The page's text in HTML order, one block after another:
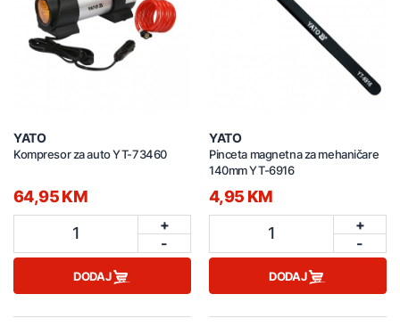
YATO
Kompresor za auto YT-73460
64,95 KM
1
+
-
DODAJ
YATO
Pinceta magnetna za mehaničare
140mm YT-6916
4,95 KM
1
+
-
DODAJ